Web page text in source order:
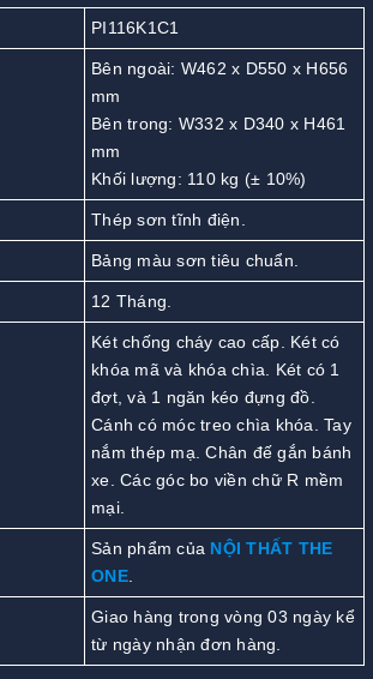
PI116K1C1
Bên ngoài: W462 x D550 x H656
mm
Bên trong: W332 x D340 x H461
mm
Khối lượng: 110 kg (± 10%)
Thép sơn tĩnh điện.
Bảng màu sơn tiêu chuẩn.
12 Tháng.
Két chống cháy cao cấp. Két có
khóa mã và khóa chìa. Két có 1
đợt, và 1 ngăn kéo đựng đồ.
Cánh có móc treo chìa khóa. Tay
nắm thép mạ. Chân đế gắn bánh
xe. Các góc bo viền chữ R mềm
mại.
Sản phẩm của NỘI THẤT THE
ONE.
Giao hàng trong vòng 03 ngày kể
từ ngày nhận đơn hàng.